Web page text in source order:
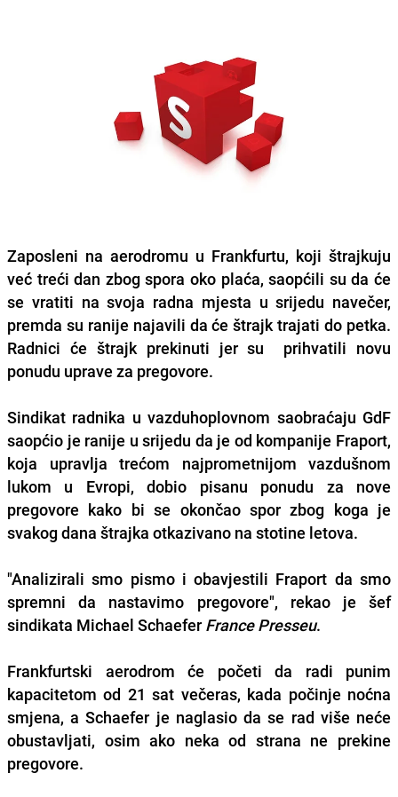
Zaposleni na aerodromu u Frankfurtu, koji štrajkuju
već treći dan zbog spora oko plaća, saopćili su da će
se vratiti na svoja radna mjesta u srijedu navečer,
premda su ranije najavili da će štrajk trajati do petka.
Radnici će štrajk prekinuti jer su prihvatili novu
ponudu uprave za pregovore.
Sindikat radnika u vazduhoplovnom saobraćaju GdF
saopćio je ranije u srijedu da je od kompanije Fraport,
koja upravlja trećom najprometnijom vazdušnom
lukom u Evropi, dobio pisanu ponudu za nove
pregovore kako bi se okončao spor zbog koga je
svakog dana štrajka otkazivano na stotine letova.
"Analizirali smo pismo i obavjestili Fraport da smo
spremni da nastavimo pregovore", rekao je šef
sindikata Michael Schaefer France Presseu.
Frankfurtski aerodrom će početi da radi punim
kapacitetomod 21 sat večeras, kada počinje noćna
smjena, a Schaefer je naglasio da se rad više neće
obustavljati, osim ako neka od strana ne prekine
pregovore.